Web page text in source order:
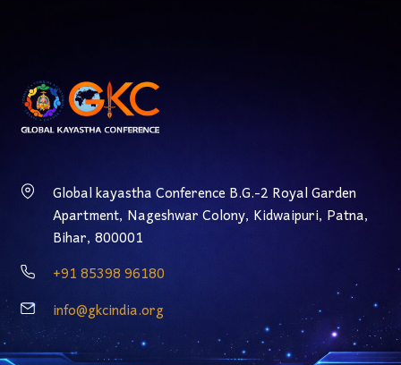
Global kayastha Conference B.G.-2 Royal Garden
Apartment, Nageshwar Colony, Kidwaipuri, Patna,
Bihar, 800001
‎+91 85398 96180
info@gkcindia.org